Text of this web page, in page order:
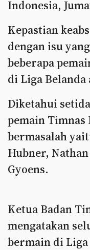
Indonesia,
Kepastian
dengan isu
beberapa
di Liga
Diketahui
pemain Timnas
bermasalah
Hubner,
Gyoens.
Ketua Badan
mengatakan
bermain di